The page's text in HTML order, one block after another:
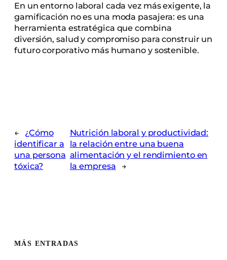
En un entorno laboral cada vez más exigente, la
gamificación no es una moda pasajera: es una
herramienta estratégica que combina
diversión, salud y compromiso para construir un
futuro corporativo más humano y sostenible.
←
¿Cómo
identificar a
una persona
tóxica?
Nutrición laboral y productividad:
la relación entre una buena
alimentación y el rendimiento en
la empresa
→
MÁS ENTRADAS